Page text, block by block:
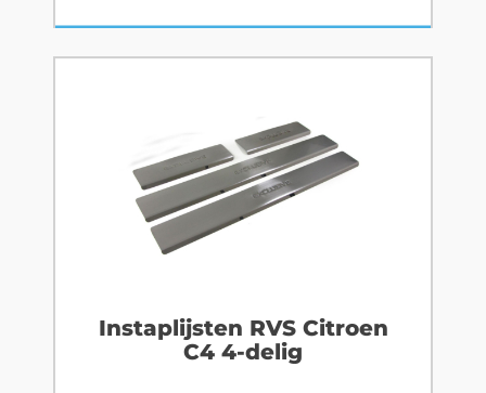
Instaplijsten RVS Citroen
C4 4-delig